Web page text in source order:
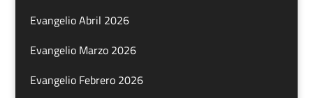
Evangelio Abril 2026
Evangelio Marzo 2026
Evangelio Febrero 2026